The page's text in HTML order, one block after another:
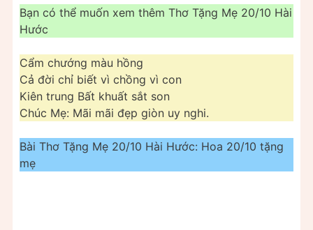
Bạn có thể muốn xem thêm Thơ Tặng Mẹ 20/10 Hài
Hước
Cẩm chướng màu hồng
Cả đời chỉ biết vì chồng vì con
Kiên trung Bất khuất sắt son
Chúc Mẹ: Mãi mãi đẹp giòn uy nghi.
Bài Thơ Tặng Mẹ 20/10 Hài Hước: Hoa 20/10 tặng
mẹ